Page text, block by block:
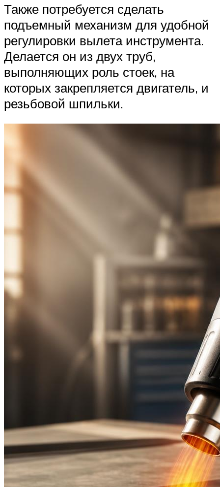
Также потребуется сделать
подъемный механизм для удобной
регулировки вылета инструмента.
Делается он из двух труб,
выполняющих роль стоек, на
которых закрепляется двигатель, и
резьбовой шпильки.